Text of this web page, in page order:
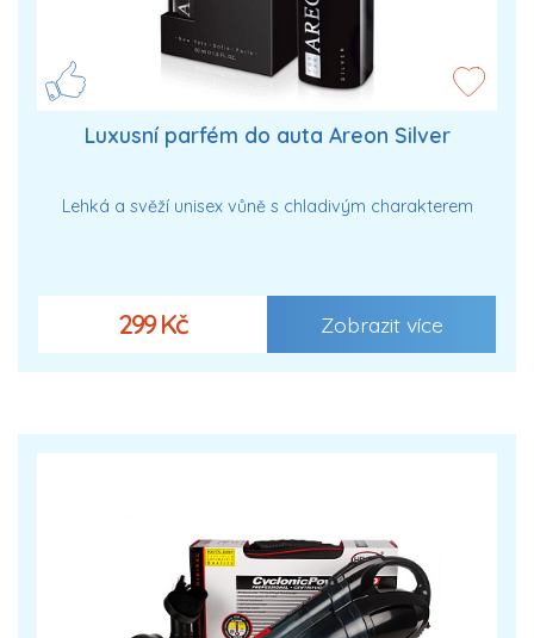
Luxusní parfém do auta Areon Silver
Lehká a svěží unisex vůně s chladivým charakterem
299 Kč Zobrazit více